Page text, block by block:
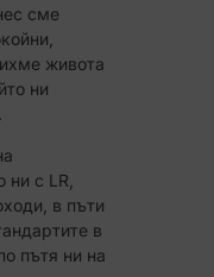
сме
живота
ни
ни с LR,
в пъти
в
пътя ни на